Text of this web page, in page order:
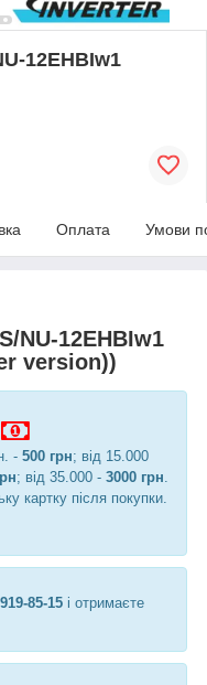
12EHBIw1
Оплата Умови
NU-12EHBIw1
version))
- 500 грн; від 15.000
; від 35.000 - 3000 грн.
картку після покупки.
85-15 і отримаєте